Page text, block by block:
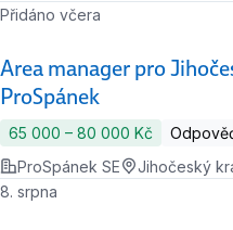
Area manager pro
ProSpánek
Přidáno včera
65 000 ‍–‍ 80 000 Kč
ProSpánek SE
Jihočeský
8. srpna